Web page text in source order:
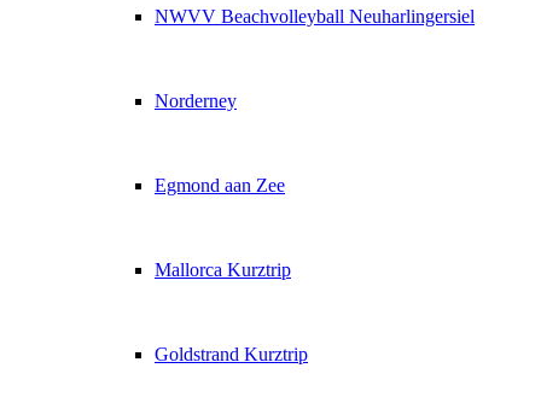
NWVV Beachvolleyball Neuharlingersiel
Norderney
Egmond aan Zee
Mallorca Kurztrip
Goldstrand Kurztrip